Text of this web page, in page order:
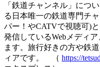
「鉄道チャンネル」につ
る日本唯一の鉄道専門チ
パー！やCATVで視聴可)
発信しているWebメディ
ます。旅行好きの方や鉄
ィアです。 （ https://